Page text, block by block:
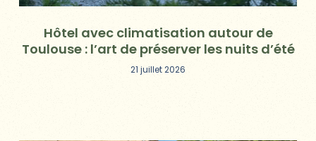
Hôtel avec climatisation autour de
Toulouse : l’art de préserver les nuits d’été
21 juillet 2026